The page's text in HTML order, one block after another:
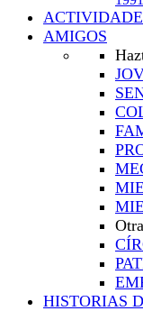
AMIGOS
HISTORIAS